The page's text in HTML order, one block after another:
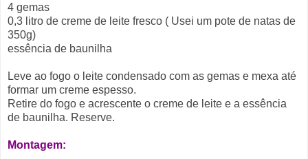
4 gemas
0,3 litro de creme de leite fresco ( Usei um pote de natas de
350g)
essência de baunilha
Leve ao fogo o leite condensado com as gemas e mexa até
formar um creme espesso.
Retire do fogo e acrescente o creme de leite e a essência
de baunilha. Reserve.
Montagem: